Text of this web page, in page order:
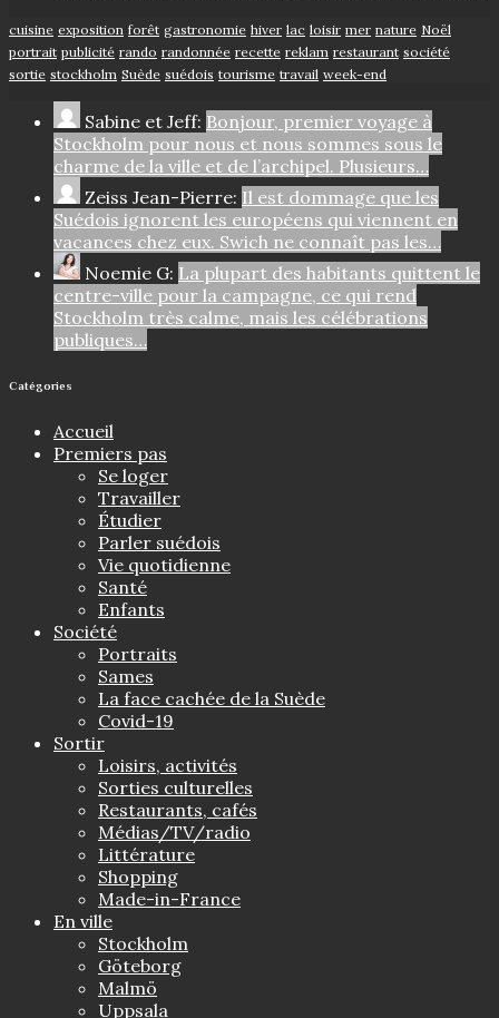
cuisine exposition forêt gastronomie hiver lac loisir mer nature Noël
portrait publicité rando randonnée recette reklam restaurant société
sortie stockholm Suède suédois tourisme travail week-end
Sabine et Jeff: Bonjour, premier voyage à
Stockholm pour nous et nous sommes sous le
charme de la ville et de l’archipel. Plusieurs…
Zeiss Jean-Pierre: Il est dommage que les
Suédois ignorent les européens qui viennent en
vacances chez eux. Swich ne connaît pas les…
Noemie G: La plupart des habitants quittent le
centre-ville pour la campagne, ce qui rend
Stockholm très calme, mais les célébrations
publiques…
Catégories
Accueil
Premiers pas
Se loger
Travailler
Étudier
Parler suédois
Vie quotidienne
Santé
Enfants
Société
Portraits
Sames
La face cachée de la Suède
Covid-19
Sortir
Loisirs, activités
Sorties culturelles
Restaurants, cafés
Médias/TV/radio
Littérature
Shopping
Made-in-France
En ville
Stockholm
Göteborg
Malmö
Uppsala